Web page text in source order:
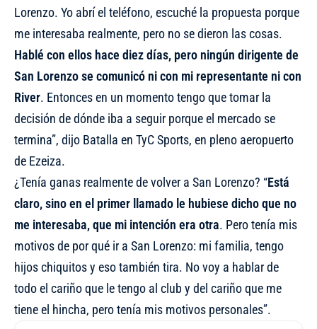
Lorenzo. Yo abrí el teléfono, escuché la propuesta porque
me interesaba realmente, pero no se dieron las cosas.
Hablé con ellos hace diez días, pero ningún dirigente de
San Lorenzo se comunicó ni con mi representante ni con
River. Entonces en un momento tengo que tomar la
decisión de dónde iba a seguir porque el mercado se
termina”, dijo Batalla en TyC Sports, en pleno aeropuerto
de Ezeiza.
¿Tenía ganas realmente de volver a San Lorenzo? “Está
claro, sino en el primer llamado le hubiese dicho que no
me interesaba, que mi intención era otra. Pero tenía mis
motivos de por qué ir a San Lorenzo: mi familia, tengo
hijos chiquitos y eso también tira. No voy a hablar de
todo el cariño que le tengo al club y del cariño que me
tiene el hincha, pero tenía mis motivos personales”.